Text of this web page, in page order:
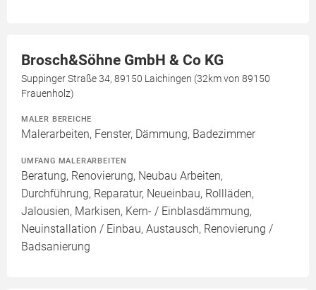
Brosch&Söhne GmbH & Co KG
Suppinger Straße 34, 89150 Laichingen (32km von 89150
Frauenholz)
MALER BEREICHE
Malerarbeiten, Fenster, Dämmung, Badezimmer
UMFANG MALERARBEITEN
Beratung, Renovierung, Neubau Arbeiten,
Durchführung, Reparatur, Neueinbau, Rollläden,
Jalousien, Markisen, Kern- / Einblasdämmung,
Neuinstallation / Einbau, Austausch, Renovierung /
Badsanierung